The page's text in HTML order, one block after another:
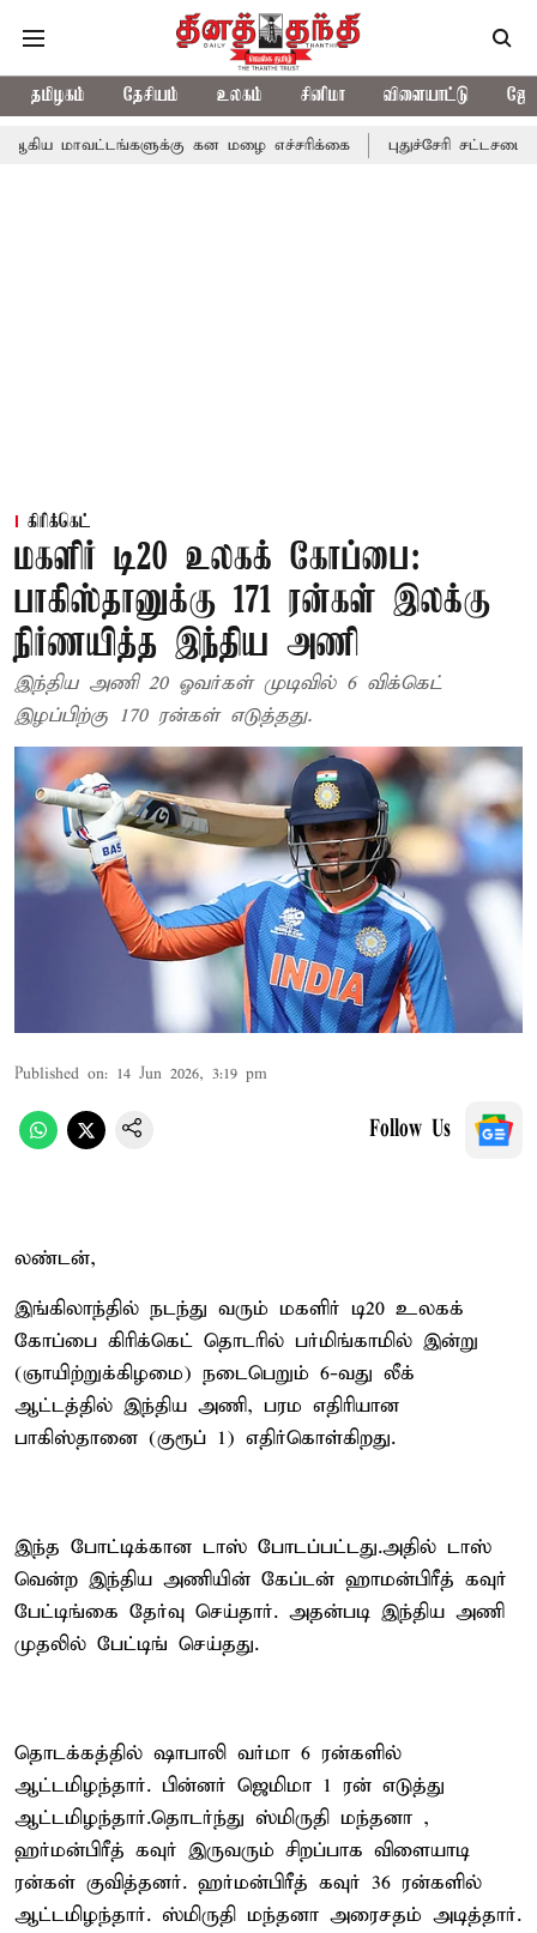
தமிழகம் தேசியம் உலகம் சினிமா விளையாட்டு
கன மழை எச்சரிக்கை புதுச்சேரி சட்டசபையில் வரும்
கிரிக்கெட்
மகளிர் டி20 உலகக் கோப்பை:
பாகிஸ்தானுக்கு 171 ரன்கள் இலக்கு
நிர்ணயித்த இந்திய அணி
இந்திய அணி 20 ஓவர்கள் முடிவில் 6 விக்கெட்
இழப்பிற்கு 170 ரன்கள் எடுத்தது.
Published on: 14 Jun 2026, 3:19 pm
Follow Us
லண்டன்,
இங்கிலாந்தில் நடந்து வரும் மகளிர் டி20 உலகக்
கோப்பை கிரிக்கெட் தொடரில் பர்மிங்காமில் இன்று
(ஞாயிற்றுக்கிழமை) நடைபெறும் 6-வது லீக்
ஆட்டத்தில் இந்திய அணி, பரம எதிரியான
பாகிஸ்தானை (குரூப் 1) எதிர்கொள்கிறது.
இந்த போட்டிக்கான டாஸ் போடப்பட்டது.அதில் டாஸ்
வென்ற இந்திய அணியின் கேப்டன் ஹாமன்பிரீத் கவுர்
பேட்டிங்கை தேர்வு செய்தார். அதன்படி இந்திய அணி
முதலில் பேட்டிங் செய்தது.
தொடக்கத்தில் ஷாபாலி வர்மா 6 ரன்களில்
ஆட்டமிழந்தார். பின்னர் ஜெமிமா 1 ரன் எடுத்து
ஆட்டமிழந்தார்.தொடர்ந்து ஸ்மிருதி மந்தனா ,
ஹர்மன்பிரீத் கவுர் இருவரும் சிறப்பாக விளையாடி
ரன்கள் குவித்தனர். ஹர்மன்பிரீத் கவுர் 36 ரன்களில்
ஆட்டமிழந்தார். ஸ்மிருதி மந்தனா அரைசதம் அடித்தார்.